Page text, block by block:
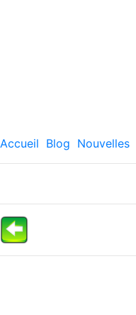
Accueil Blog Nouvelles